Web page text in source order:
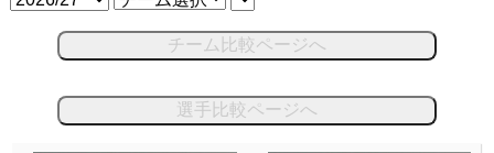
チーム比較ページへ
選手比較ページへ